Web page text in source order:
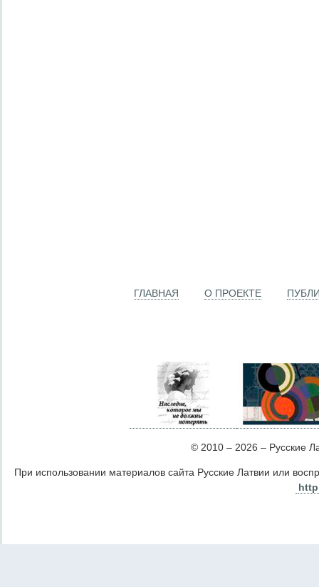
ГЛАВНАЯ О ПРОЕКТЕ
© 2010 – 2026 – Русские
При использовании материалов сайта Русские Латвии или